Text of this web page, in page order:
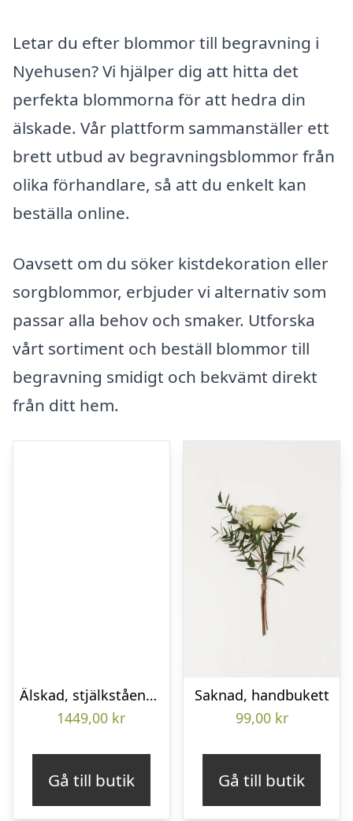
Letar du efter blommor till begravning i
Nyehusen? Vi hjälper dig att hitta det
perfekta blommorna för att hedra din
älskade. Vår plattform sammanställer ett
brett utbud av begravningsblommor från
olika förhandlare, så att du enkelt kan
beställa online.
Oavsett om du söker kistdekoration eller
sorgblommor, erbjuder vi alternativ som
passar alla behov och smaker. Utforska
vårt sortiment och beställ blommor till
begravning smidigt och bekvämt direkt
från ditt hem.
Älskad, stjälkstående bukett
1449,00 kr
Gå till butik
Saknad, handbukett
99,00 kr
Gå till butik